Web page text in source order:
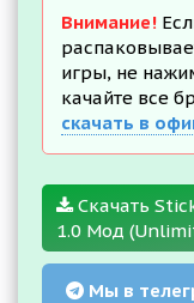
Внимание!
игры, не
качайте все
скачать в
Скачать
1.0 Мод
Мы в